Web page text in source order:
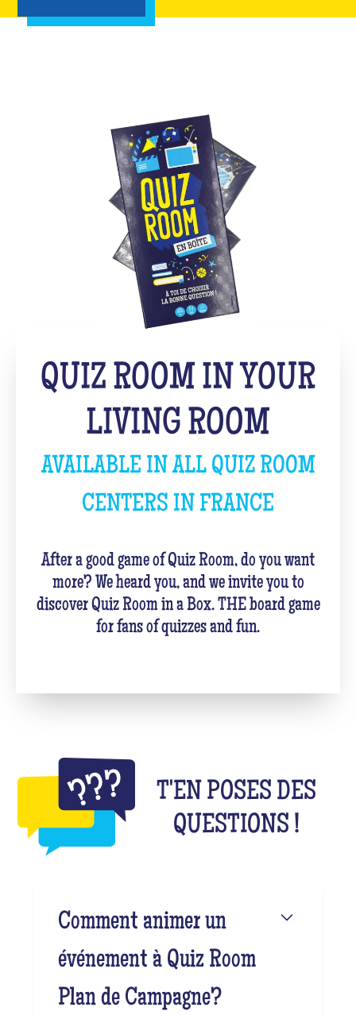
QUIZ ROOM IN YOUR
LIVING ROOM
AVAILABLE IN ALL QUIZ ROOM
CENTERS IN FRANCE
After a good game of Quiz Room, do you want
more? We heard you, and we invite you to
discover Quiz Room in a Box. THE board game
for fans of quizzes and fun.
T'EN POSES DES
QUESTIONS !
Comment animer un
événement à Quiz Room
Plan de Campagne?